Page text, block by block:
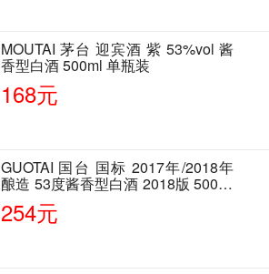
MOUTAI 茅台 迎宾酒 紫 53%vol 酱
香型白酒 500ml 单瓶装
168元
GUOTAI 国台 国标 2017年/2018年
酿造 53度酱香型白酒 2018版 500ml
单瓶装
254元